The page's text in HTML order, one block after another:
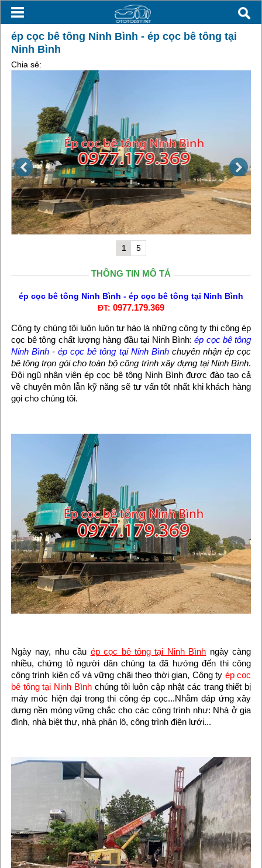
ép cọc bê tông Ninh Bình - ép cọc bê tông tại
Ninh Bình
Chia sẻ:
1 5
THÔNG TIN MÔ TẢ
ép cọc bê tông Ninh Bình - ép cọc bê tông tại Ninh Bình
ĐT: 0977.179.369
Công ty chúng tôi luôn luôn tự hào là những công ty thi công ép
cọc bê tông chất lượng hàng đầu tại Ninh Bình:ép cọc bê tông
Ninh Bình-ép cọc bê tông tại Ninh Bìnhchuyên nhận ép cọc
bê tông trọn gói cho toàn bộ công trình xây dựng tại Ninh Bình.
Đội ngũ nhân viên ép cọc bê tông Ninh Bình được đào tạo cả
về chuyên môn lẫn kỹ năng sẽ tư vấn tốt nhất khi khách hàng
gọi cho chúng tôi.
Ngày nay, nhu cầu ép cọc bê tông tại Ninh Bình ngày càng
nhiều, chứng tỏ người dân chúng ta đã hướng đến thi công
công trình kiên cố và vững chãi theo thời gian, Công ty ép cọc
bê tông tại Ninh Bình chúng tôi luôn cập nhật các trang thiết bị
máy móc hiện đại trong thi công ép cọc...Nhằm đáp ứng xây
dưng nền móng vững chắc cho các công trình như: Nhà ở gia
đình, nhà biệt thự, nhà phân lô, công trình điện lưới...